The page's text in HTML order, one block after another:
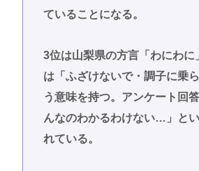
ていることになる。
3位は山梨県の方言「わにわに
は「ふざけないで・調子に乗
う意味を持つ。アンケート回
んなのわかるわけない…」と
れている。